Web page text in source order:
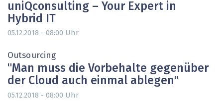
uniQconsulting – Your Expert in
Hybrid IT
05.12.2018 - 08:00 Uhr
Outsourcing
"Man muss die Vorbehalte gegenüber
der Cloud auch einmal ablegen"
05.12.2018 - 08:00 Uhr